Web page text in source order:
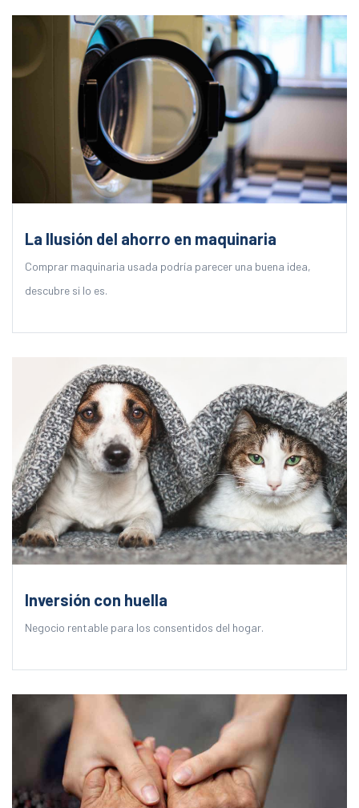
La Ilusión del ahorro en maquinaria
Comprar maquinaria usada podría parecer una buena idea,
descubre si lo es.
Inversión con huella
Negocio rentable para los consentidos del hogar.